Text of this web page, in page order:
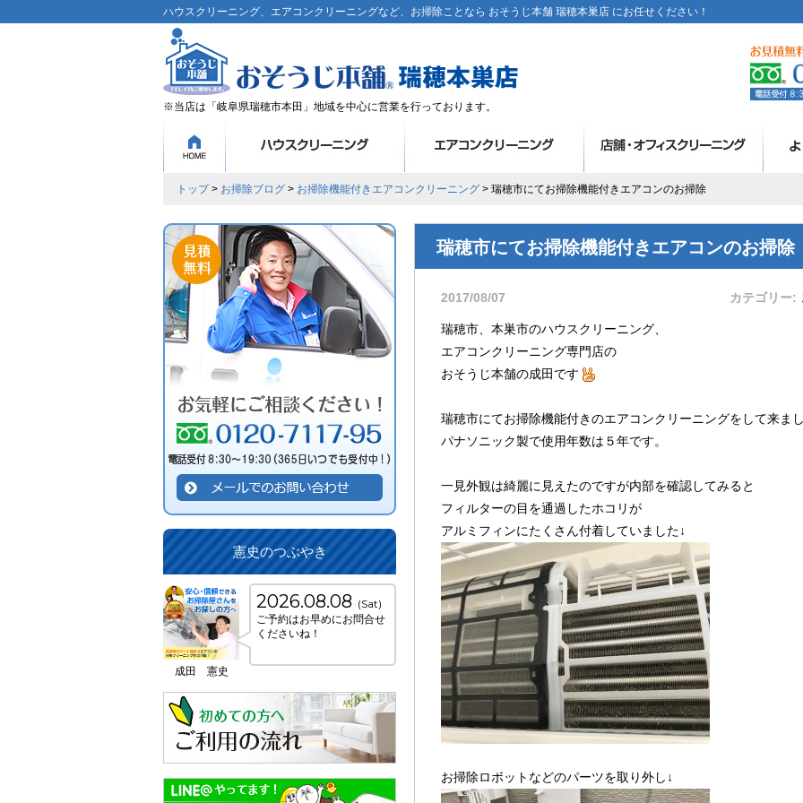
ハウスクリーニング、エアコンクリーニングなど、お掃除ことなら おそうじ本舗 瑞穂本巣店 にお任せください！
※当店は「岐阜県瑞穂市本田」地域を中心に営業を行っております。
トップ> お掃除ブログ > お掃除機能付きエアコンクリーニング > 瑞穂市にてお掃除機能付きエアコンのお掃除
瑞穂市にてお掃除機能付きエアコンのお掃除
2017/08/07 カテゴリー
瑞穂市、本巣市のハウスクリーニング、
エアコンクリーニング専門店の
おそうじ本舗の成田です
瑞穂市にてお掃除機能付きのエアコンクリーニングをして来ま
パナソニック製で使用年数は５年です。
一見外観は綺麗に見えたのですが内部を確認してみると
フィルターの目を通過したホコリが
アルミフィンにたくさん付着していました↓
お掃除ロボットなどのパーツを取り外し↓
憲史のつぶやき
成田 憲史
2026.08.08 (Sat)
ご予約はお早めにお問合せ
くださいね！